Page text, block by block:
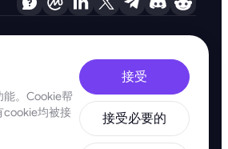
遵守所有相关的反洗钱和恐怖主义融资义
能。Cookie帮
cookie均被接
接受
接受必要的